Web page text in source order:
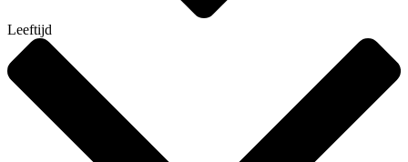
Leeftijd